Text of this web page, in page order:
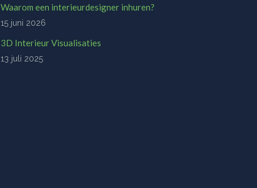
Waarom een interieurdesigner inhuren?
15 juni 2026
3D Interieur Visualisaties
13 juli 2025